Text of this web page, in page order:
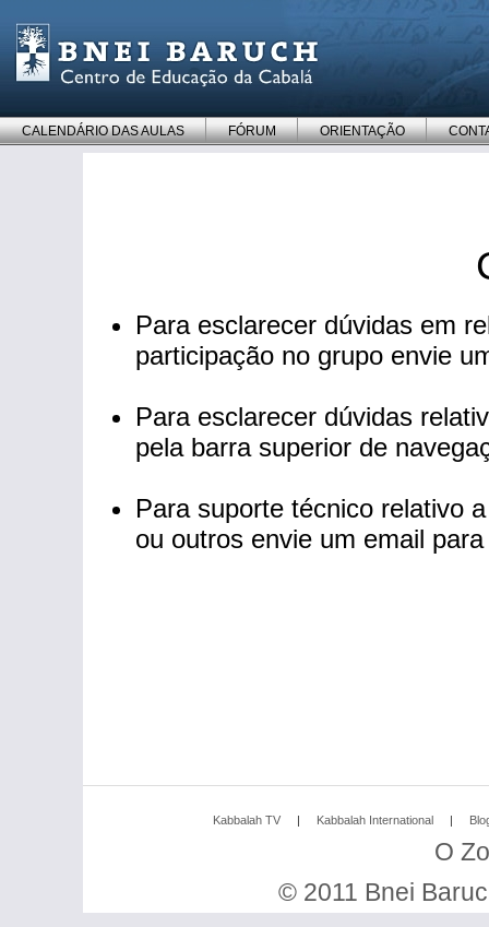
CALENDÁRIO DAS AULAS FÓRUM ORIENTAÇÃO
Para esclarecer dúvidas em
participação no grupo envie
Para esclarecer dúvidas
pela barra superior de
Para suporte técnico relativo
ou outros envie um email
Kabbalah TV Kabbalah International
O
© 2011 Bnei